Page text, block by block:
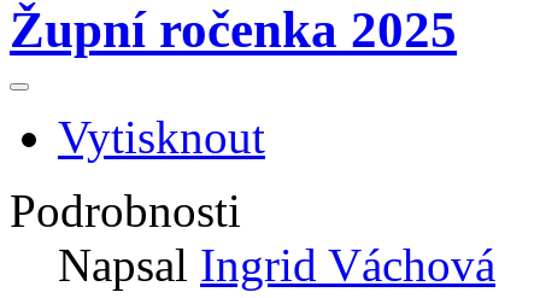
Župní ročenka 2025
Vytisknout
Podrobnosti
Napsal Ingrid Váchová